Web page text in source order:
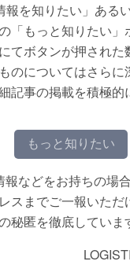
報を知りたい」ある
「もっと知りたい」
てボタンが押された
のについてはさら
記事の掲載を積極的
もっと知りたい
報などをお持ちの場
スまでご一報いただ
秘匿を徹底していま